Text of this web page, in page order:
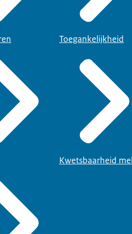
Toegankelijkheid
Kwetsbaarheid